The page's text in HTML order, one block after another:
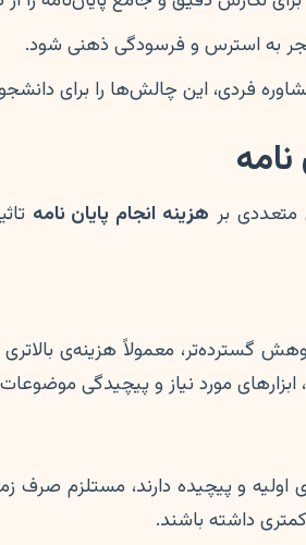
منجر به استرس و فرسودگی ذهنی شود.
فردی، این چالش‌ها را برای
متعددی بر هزینه انجام پایان نامه
گسترده‌تر، معمولاً هزینه‌ی
مورد نیاز و پیچیدگی
اولیه و پیچیده دارند، مستلزم
داشته باشند.